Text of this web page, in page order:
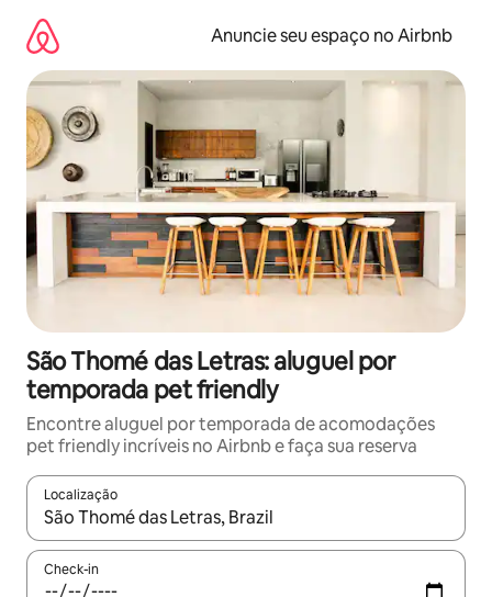
para
conteúdo
Anuncie seu espaço no Airbnb
São Thomé das Letras: aluguel por
temporada pet friendly
Encontre aluguel por temporada de acomodações
pet friendly incríveis no Airbnb e faça sua reserva
Localização
Quando os resultados estiverem disponíveis, explore-os
Check-in